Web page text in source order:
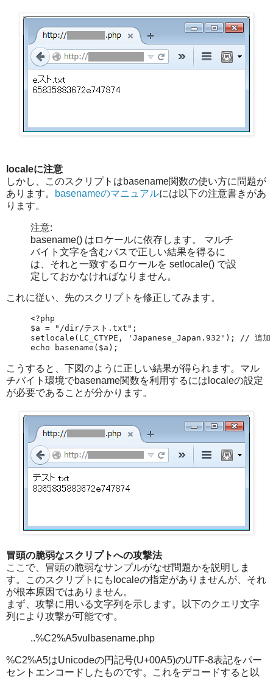
localeに注意
しかし、このスクリプトはbasename関数の使い方に問題が
あります。
basenameのマニュアルには以下の注意書きがあ
ります。
注意:
basename() はロケールに依存します。 マルチ
バイト文字を含むパスで正しい結果を得るに
は、それと一致するロケールを setlocale() で設
定しておかなければなりません。
これに従い、先のスクリプトを修正してみます。
<?php
$a = "/dir/テスト.txt";
setlocale(LC_CTYPE, 'Japanese_Japan.932'); // 追加
こうすると、下図のように正しい結果が得られます。マル
チバイト環境でbasename関数を利用するにはlocaleの設定
が必要であることが分かります。
冒頭の脆弱なスクリプトへの攻撃法
ここで、冒頭の脆弱なサンプルがなぜ問題かを説明しま
す。このスクリプトにもlocaleの指定がありませんが、それ
が根本原因ではありません。
まず、攻撃に用いる文字列を示します。以下のクエリ文字
列により攻撃が可能です。
..%C2%A5vulbasename.php
%C2%A5はUnicodeの円記号(U+00A5)のUTF-8表記をパー
セントエンコードしたものです。これをデコードすると以